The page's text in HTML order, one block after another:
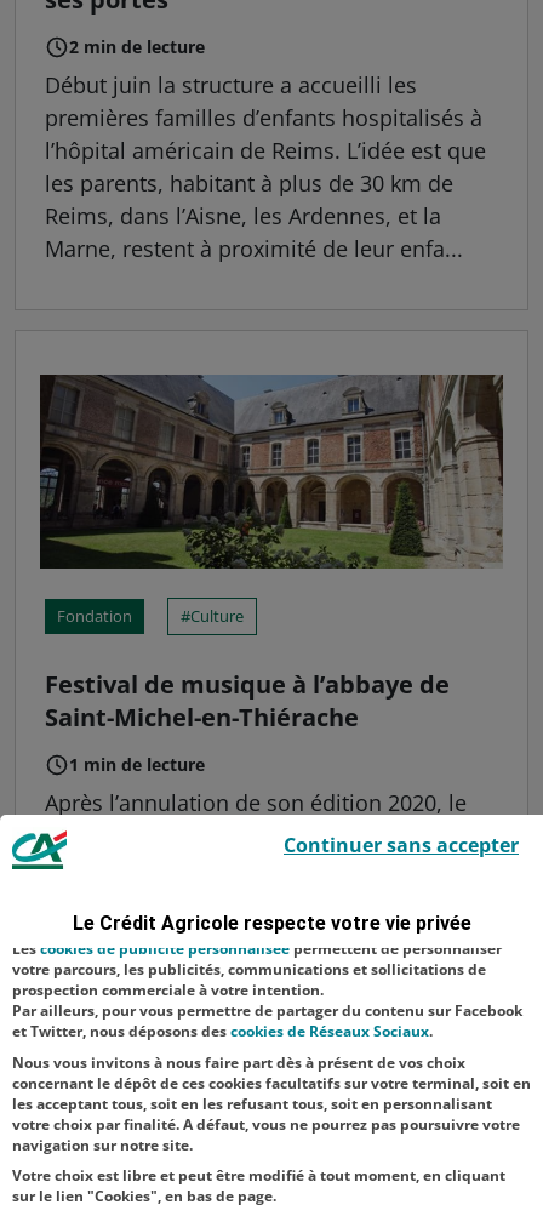
2 min de lecture
Début juin la structure a accueilli les
premières familles d’enfants hospitalisés à
l’hôpital américain de Reims. L’idée est que
les parents, habitant à plus de 30 km de
Reims, dans l’Aisne, les Ardennes, et la
Marne, restent à proximité de leur enfa...
Fondation Culture
Festival de musique à l’abbaye de
Saint-Michel-en-Thiérache
1 min de lecture
Après l’annulation de son édition 2020, le
festival de Saint-Michel est de retour pour 5
dimanches, du 6 juin au 4 juillet. Depuis
accueille chaque année ce festival de
musique ancienne et baroque. Un
événement...
... 11 12 13 14 15 16 17 18
Le Crédit Agricole respecte votre vie privée
indispensables car utilisés à des fins de bon fonctionnement et de
sécurité ; d’autres sont facultatifs. Les
satisfaction facultatifs.
Lescookies de publicité personnalisée permettent de personnaliser
votre parcours, les publicités, communications et sollicitations de
prospection commerciale à votre intention.
Par ailleurs, pour vous permettre de partager du contenu sur Facebook
et Twitter, nous déposons descookies de Réseaux Sociaux.
Nous vous invitons à nous faire part dès à présent de vos choix
concernant le dépôt de ces cookies facultatifs sur votre terminal, soit en
les acceptant tous, soit en les refusant tous, soit en personnalisant
votre choix par finalité. A défaut, vous ne pourrez pas poursuivre votre
navigation sur notre site.
Votre choix est libre et peut être modifié à tout moment, en cliquant
sur le lien "Cookies", en bas de page.
Continuer sans accepter